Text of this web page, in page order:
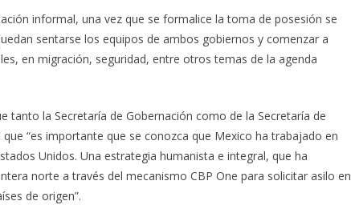
informal, una vez que se formalice la toma de posesión se
sentarse los equipos de ambos gobiernos y comenzar a
en migración, seguridad, entre otros temas de la agenda
tanto la Secretaría de Gobernación como de la Secretaría de
“es importante que se conozca que Mexico ha trabajado en
Unidos. Una estrategia humanista e integral, que ha
norte a través del mecanismo CBP One para solicitar asilo en
de origen”.